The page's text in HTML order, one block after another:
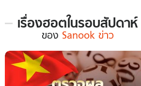
เรื่องฮอตในรอบสัปดาห์
เรื่อง
ใน
รอบ
สัปดาห์
ของ Sanook ข่าว